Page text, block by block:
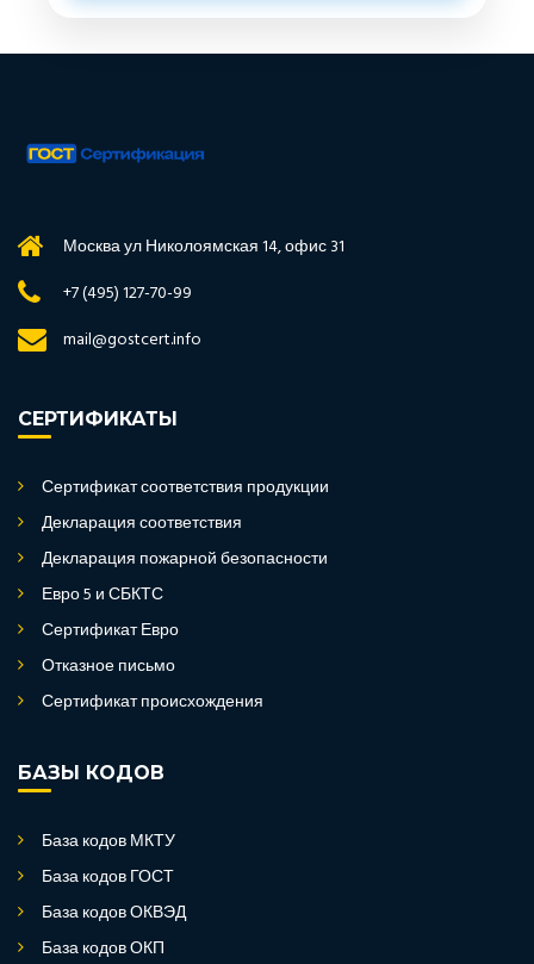
Москва ул Николоямская 14, офис 31
+7 (495) 127-70-99
mail@gostcert.info
СЕРТИФИКАТЫ
Сертификат соответствия продукции
Декларация соответствия
Декларация пожарной безопасности
Евро 5 и СБКТС
Сертификат Евро
Отказное письмо
Сертификат происхождения
БАЗЫ КОДОВ
База кодов МКТУ
База кодов ГОСТ
База кодов ОКВЭД
База кодов ОКП